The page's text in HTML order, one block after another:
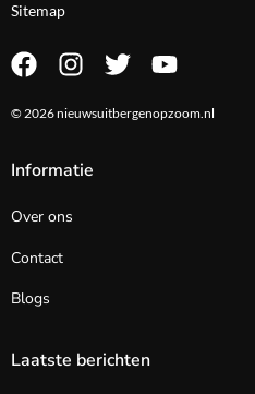
Sitemap
© 2026 nieuwsuitbergenopzoom.nl
Informatie
Over ons
Contact
Blogs
Laatste berichten